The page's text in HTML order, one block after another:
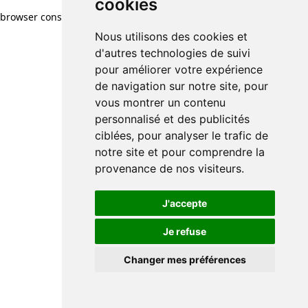
cookies
Nous utilisons des cookies et
d'autres technologies de suivi
pour améliorer votre expérience
de navigation sur notre site, pour
vous montrer un contenu
personnalisé et des publicités
ciblées, pour analyser le trafic de
notre site et pour comprendre la
provenance de nos visiteurs.
J'accepte
Je refuse
Changer mes préférences
browser console for more information)